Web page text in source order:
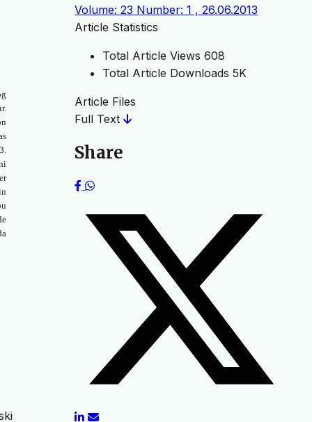
Volume: 23 Number: 1 , 26.06.2013
Article Statistics
Total Article Views 608
Total Article Downloads 5K
Article Files
Full Text
Share